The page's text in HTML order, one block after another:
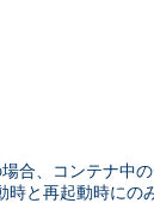
合、コンテナ中
時と再起動時にの